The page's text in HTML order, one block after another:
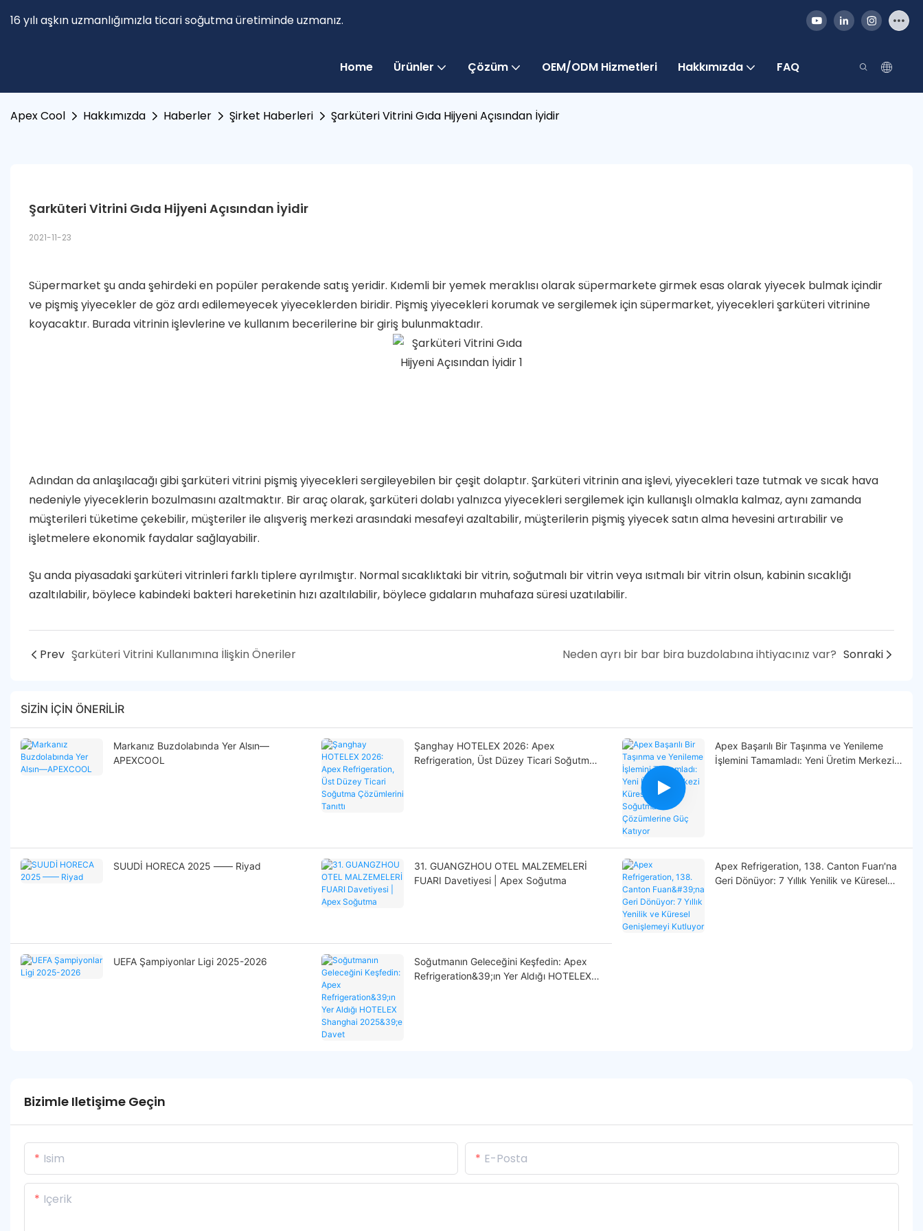
16 yılı aşkın uzmanlığımızla ticari soğutma üretiminde uzmanız.
Home Ürünler Çözüm OEM/ODM Hizmetleri Hakkımızda FAQ
Apex Cool Hakkımızda Haberler Şirket Haberleri Şarküteri Vitrini Gıda Hijyeni Açısından İyidir
Şarküteri Vitrini Gıda Hijyeni Açısından İyidir
2021-11-23
Süpermarket şu anda şehirdeki en popüler perakende satış yeridir. Kıdemli bir yemek meraklısı olarak süpermarkete girmek esas olarak yiyecek bulmak içindir
ve pişmiş yiyecekler de göz ardı edilemeyecek yiyeceklerden biridir. Pişmiş yiyecekleri korumak ve sergilemek için süpermarket, yiyecekleri şarküteri vitrinine
koyacaktır. Burada vitrinin işlevlerine ve kullanım becerilerine bir giriş bulunmaktadır.
Adından da anlaşılacağı gibi şarküteri vitrini pişmiş yiyecekleri sergileyebilen bir çeşit dolaptır. Şarküteri vitrinin ana işlevi, yiyecekleri taze tutmak ve sıcak hava
nedeniyle yiyeceklerin bozulmasını azaltmaktır. Bir araç olarak, şarküteri dolabı yalnızca yiyecekleri sergilemek için kullanışlı olmakla kalmaz, aynı zamanda
müşterileri tüketime çekebilir, müşteriler ile alışveriş merkezi arasındaki mesafeyi azaltabilir, müşterilerin pişmiş yiyecek satın alma hevesini artırabilir ve
işletmelere ekonomik faydalar sağlayabilir.
Şu anda piyasadaki şarküteri vitrinleri farklı tiplere ayrılmıştır. Normal sıcaklıktaki bir vitrin, soğutmalı bir vitrin veya ısıtmalı bir vitrin olsun, kabinin sıcaklığı
azaltılabilir, böylece kabindeki bakteri hareketinin hızı azaltılabilir, böylece gıdaların muhafaza süresi uzatılabilir.
Prev Şarküteri Vitrini Kullanımına İlişkin Öneriler Neden ayrı bir bar bira buzdolabına ihtiyacınız var? Sonraki
SIZIN IÇIN ÖNERILIR
Markanız Buzdolabında Yer Alsın—
APEXCOOL
Şanghay HOTELEX 2026: Apex
Refrigeration, Üst Düzey Ticari Soğutma
Apex Başarılı Bir Taşınma ve Yenileme
İşlemini Tamamladı: Yeni Üretim Merkezi
SUUDİ HORECA 2025 —— Riyad
31. GUANGZHOU OTEL MALZEMELERİ
FUARI Davetiyesi | Apex Soğutma
Apex Refrigeration, 138. Canton Fuarı'na
Geri Dönüyor: 7 Yıllık Yenilik ve Küresel
UEFA Şampiyonlar Ligi 2025-2026
Soğutmanın Geleceğini Keşfedin: Apex
Refrigeration&39;ın Yer Aldığı HOTELEX
Bizimle Iletişime Geçin
Isim E-Posta
Içerik